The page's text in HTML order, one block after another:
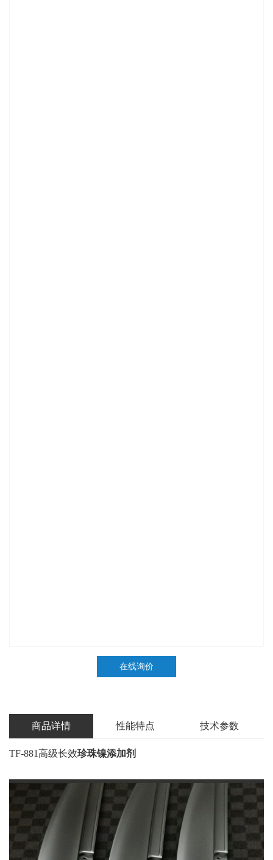
在线询价
商品详情 性能特点 技术参数
TF-881高级长效珍珠镍添加剂